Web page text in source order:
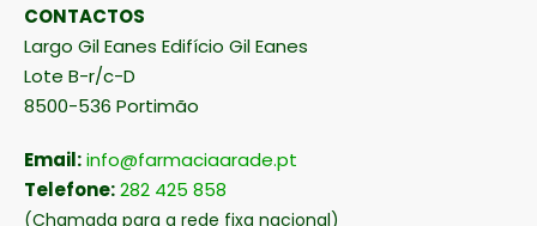
CONTACTOS
Largo Gil Eanes Edifício Gil Eanes
Lote B-r/c-D
8500-536 Portimão
Email:info@farmaciaarade.pt
Telefone:282 425 858
(Chamada para a rede fixa nacional)